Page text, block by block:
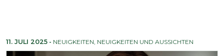
11. JULI 2025 - NEUIGKEITEN, NEUIGKEITEN UND AUSSICHTEN